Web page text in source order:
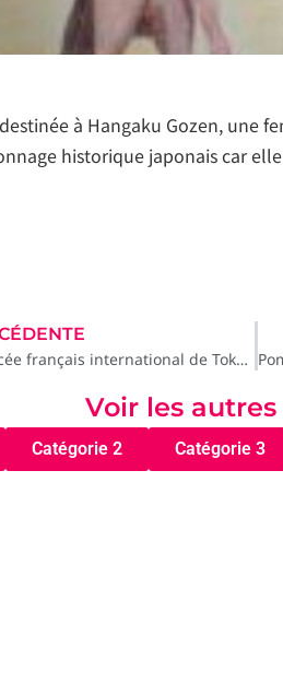
à Hangaku Gozen, une
historique japonais car
MAGNOLIA – Lycée français international de Tokyo, Tokyo
Voir les
Catégorie 2 Catégorie 3